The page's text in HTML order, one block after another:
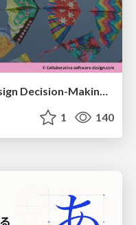
Debiasing Your Software Design Decision-Making @ Flowcon '26
1 140